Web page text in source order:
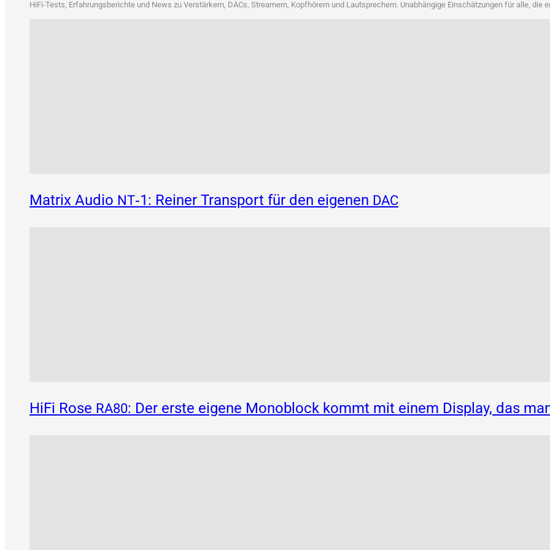
HiFi-Tests, Erfah­rungs­be­rich­te und News zu Ver­stär­kern, DACs, Strea­mern, Kopf­hö­rern und Laut­spre­chern. Unab­hän­gi­ge Ein­schät­zun­gen für alle, die
Matrix Audio NT‑1: Reiner Transport für den eigenen DAC
HiFi Rose RA80: Der erste eigene Monoblock kommt mit einem Display, das